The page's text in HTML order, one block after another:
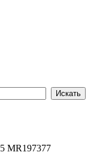
MR197377